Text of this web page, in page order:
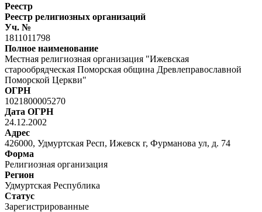
Реестр
Реестр религиозных организаций
Уч. №
1811011798
Полное наименование
Местная религиозная организация "Ижевская
старообрядческая Поморская община Древлеправославной
Поморской Церкви"
ОГРН
1021800005270
Дата ОГРН
24.12.2002
Адрес
426000, Удмуртская Респ, Ижевск г, Фурманова ул, д. 74
Форма
Религиозная организация
Регион
Удмуртская Республика
Статус
Зарегистрированные